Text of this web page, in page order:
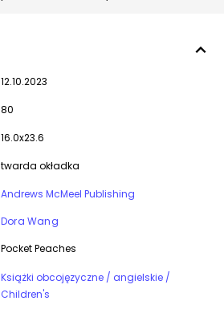
12.10.2023
80
16.0x23.6
twarda okładka
Andrews McMeel Publishing
Dora Wang
Pocket Peaches
Książki obcojęzyczne / angielskie /
Children's